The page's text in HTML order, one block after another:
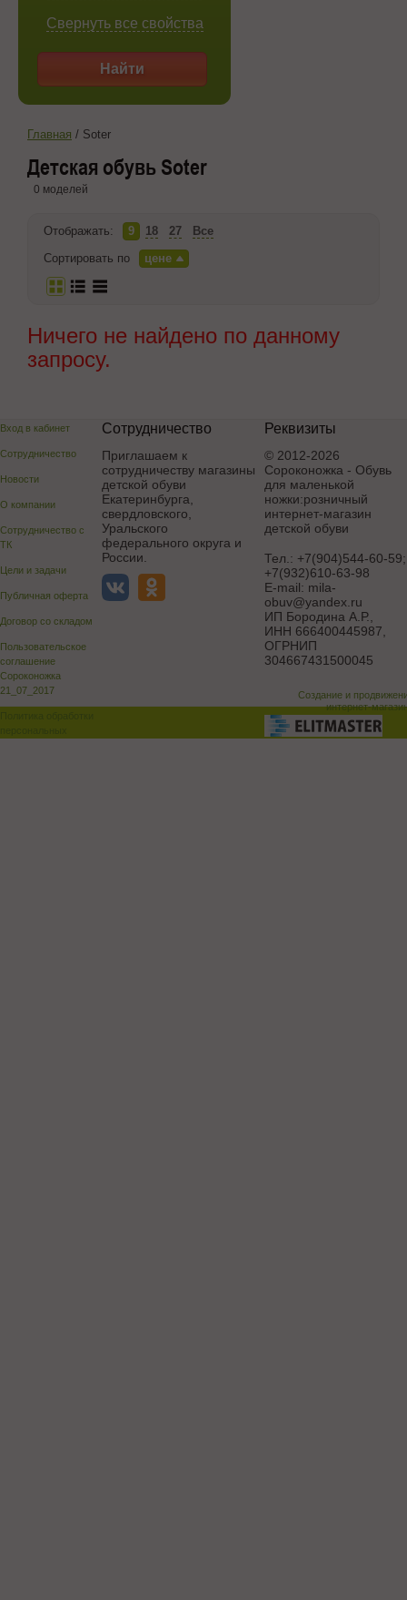
Свернуть все свойства
Найти
Главная / Soter
Детская обувь Soter
0 моделей
Отображать: 9 18 27
Все
Сортировать по
цене
Ничего не найдено по данному
запросу.
Вход в кабинет
Сотрудничество
Новости
О компании
Сотрудничество с
ТК
Цели и задачи
Публичная оферта
Договор со складом
Пользовательское
соглашение
Сороконожка
21_07_2017
Сотрудничество
Приглашаем к
сотрудничеству магазины
детской обуви
Екатеринбурга,
свердловского,
Уральского
федерального округа и
России.
Реквизиты
© 2012-2026
Сороконожка - Обувь
для маленькой
ножки:розничный
интернет-магазин
детской обуви
Тел.: +7(904)544-60-59;
+7(932)610-63-98
E-mail: mila-
obuv@yandex.ru
ИП Бородина А.Р.
ИНН 666400445987,
ОГРНИП
304667431500045
Создание и
интернет-